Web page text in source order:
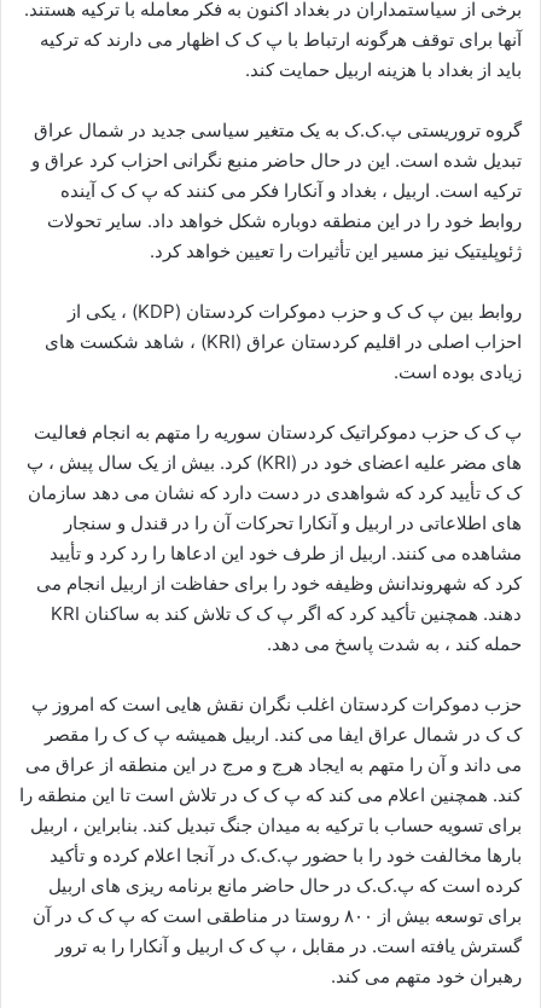
برخی از سیاستمداران در بغداد اکنون به فکر معامله با ترکیه هستند.
آنها برای توقف هرگونه ارتباط با پ ک ک اظهار می دارند که ترکیه
باید از بغداد با هزینه اربیل حمایت کند.
گروه تروریستی پ.ک.ک به یک متغیر سیاسی جدید در شمال عراق
تبدیل شده است. این در حال حاضر منبع نگرانی احزاب کرد عراق و
ترکیه است. اربیل ، بغداد و آنکارا فکر می کنند که پ ک ک آینده
روابط خود را در این منطقه دوباره شکل خواهد داد. سایر تحولات
ژئوپلیتیک نیز مسیر این تأثیرات را تعیین خواهد کرد.
روابط بین پ ک ک و حزب دموکرات کردستان (KDP) ، یکی از
احزاب اصلی در اقلیم کردستان عراق (KRI) ، شاهد شکست های
زیادی بوده است.
پ ک ک حزب دموکراتیک کردستان سوریه را متهم به انجام فعالیت
های مضر علیه اعضای خود در (KRI) کرد. بیش از یک سال پیش ، پ
ک ک تأیید کرد که شواهدی در دست دارد که نشان می دهد سازمان
های اطلاعاتی در اربیل و آنکارا تحرکات آن را در قندل و سنجار
مشاهده می کنند. اربیل از طرف خود این ادعاها را رد کرد و تأیید
کرد که شهروندانش وظیفه خود را برای حفاظت از اربیل انجام می
دهند. همچنین تأکید کرد که اگر پ ک ک تلاش کند به ساکنان KRI
حمله کند ، به شدت پاسخ می دهد.
حزب دموکرات کردستان اغلب نگران نقش هایی است که امروز پ
ک ک در شمال عراق ایفا می کند. اربیل همیشه پ ک ک را مقصر
می داند و آن را متهم به ایجاد هرج و مرج در این منطقه از عراق می
کند. همچنین اعلام می کند که پ ک ک در تلاش است تا این منطقه را
برای تسویه حساب با ترکیه به میدان جنگ تبدیل کند. بنابراین ، اربیل
بارها مخالفت خود را با حضور پ.ک.ک در آنجا اعلام کرده و تأکید
کرده است که پ.ک.ک در حال حاضر مانع برنامه ریزی های اربیل
برای توسعه بیش از ۸۰۰ روستا در مناطقی است که پ ک ک در آن
گسترش یافته است. در مقابل ، پ ک ک اربیل و آنکارا را به ترور
رهبران خود متهم می کند.